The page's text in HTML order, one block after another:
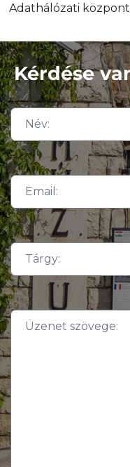
Adathálózati
Kérdése